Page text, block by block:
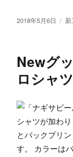
投
2018年5月6日
カ
ー
Newグ
ロシャツ